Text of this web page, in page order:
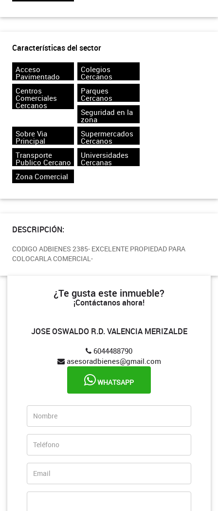
Características del sector
Acceso
Pavimentado
Colegios
Cercanos
Centros
Comerciales
Cercanos
Parques
Cercanos
Seguridad en la
zona
Sobre Via
Principal
Supermercados
Cercanos
Transporte
Publico Cercano
Universidades
Cercanas
Zona Comercial
DESCRIPCIÓN:
CODIGO ADBIENES 2385- EXCELENTE PROPIEDAD PARA
COLOCARLA COMERCIAL-
¿Te gusta este inmueble?
¡Contáctanos ahora!
JOSE OSWALDO R.D. VALENCIA MERIZALDE
6044488790
asesoradbienes@gmail.com
WHATSAPP